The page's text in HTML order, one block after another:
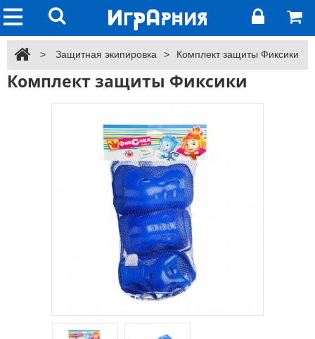
> Защитная экипировка > Комплект защиты Фиксики
Комплект защиты Фиксики